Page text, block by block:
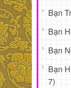
Bạn
Bạn
Bạn
Bạn
7)